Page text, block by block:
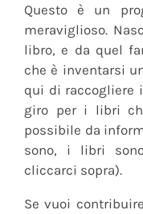
Questo è un
meraviglioso.
libro, e da quel
che è inventarsi
qui di raccogliere
giro per i libri
possibile da
sono, i libri
cliccarci sopra).
Se vuoi